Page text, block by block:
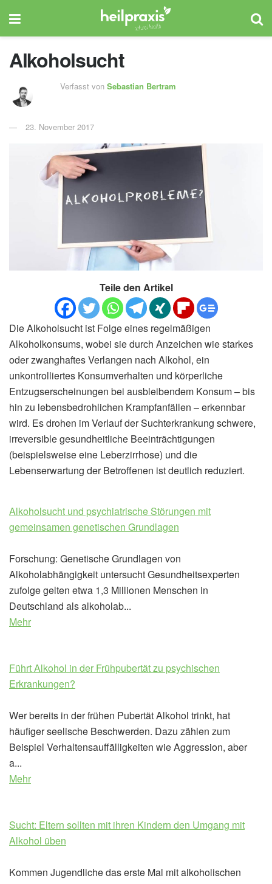
Alkoholsucht
Verfasst von Sebastian Bertram
23. November 2017
Teile den Artikel
Die Alkoholsucht ist Folge eines regelmäßigen
Alkoholkonsums, wobei sie durch Anzeichen wie starkes
oder zwanghaftes Verlangen nach Alkohol, ein
unkontrolliertes Konsumverhalten und körperliche
Entzugserscheinungen bei ausbleibendem Konsum – bis
hin zu lebensbedrohlichen Krampfanfällen – erkennbar
wird. Es drohen im Verlauf der Suchterkrankung schwere,
irreversible gesundheitliche Beeinträchtigungen
(beispielsweise eine Leberzirrhose) und die
Lebenserwartung der Betroffenen ist deutlich reduziert.
Alkoholsucht und psychiatrische Störungen mit
gemeinsamen genetischen Grundlagen
Forschung: Genetische Grundlagen von
Alkoholabhängigkeit untersucht Gesundheitsexperten
zufolge gelten etwa 1,3 Millionen Menschen in
Deutschland als alkoholab...
Mehr
Führt Alkohol in der Frühpubertät zu psychischen
Erkrankungen?
Wer bereits in der frühen Pubertät Alkohol trinkt, hat
häufiger seelische Beschwerden. Dazu zählen zum
Beispiel Verhaltensauffälligkeiten wie Aggression, aber
a...
Mehr
Sucht: Eltern sollten mit ihren Kindern den Umgang mit
Alkohol üben
Kommen Jugendliche das erste Mal mit alkoholischen